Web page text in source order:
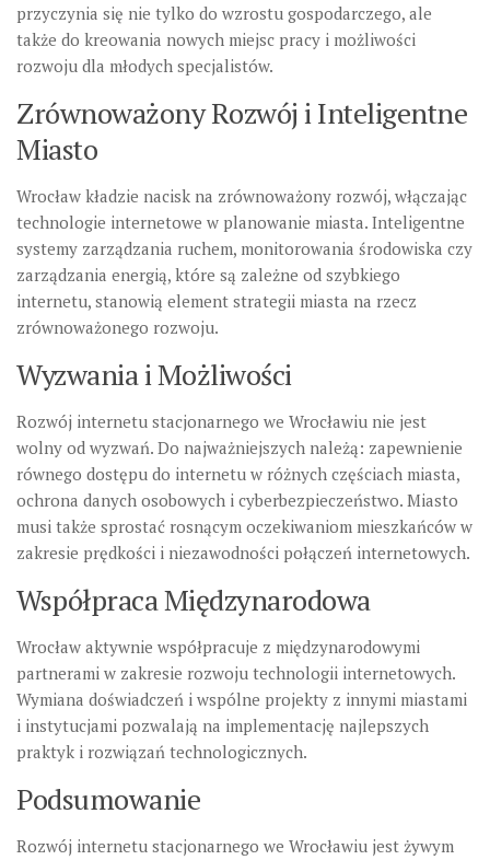
przyczynia się nie tylko do wzrostu gospodarczego, ale
także do kreowania nowych miejsc pracy i możliwości
rozwoju dla młodych specjalistów.
Zrównoważony Rozwój i Inteligentne
Miasto
Wrocław kładzie nacisk na zrównoważony rozwój, włączając
technologie internetowe w planowanie miasta. Inteligentne
systemy zarządzania ruchem, monitorowania środowiska czy
zarządzania energią, które są zależne od szybkiego
internetu, stanowią element strategii miasta na rzecz
zrównoważonego rozwoju.
Wyzwania i Możliwości
Rozwój internetu stacjonarnego we Wrocławiu nie jest
wolny od wyzwań. Do najważniejszych należą: zapewnienie
równego dostępu do internetu w różnych częściach miasta,
ochrona danych osobowych i cyberbezpieczeństwo. Miasto
musi także sprostać rosnącym oczekiwaniom mieszkańców w
zakresie prędkości i niezawodności połączeń internetowych.
Współpraca Międzynarodowa
Wrocław aktywnie współpracuje z międzynarodowymi
partnerami w zakresie rozwoju technologii internetowych.
Wymiana doświadczeń i wspólne projekty z innymi miastami
i instytucjami pozwalają na implementację najlepszych
praktyk i rozwiązań technologicznych.
Podsumowanie
Rozwój internetu stacjonarnego we Wrocławiu jest żywym